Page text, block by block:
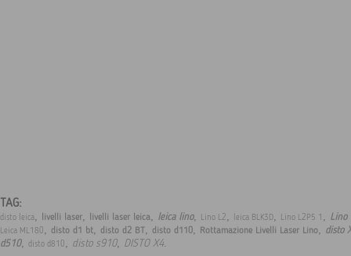
TAG:
disto leica, livelli laser, livelli laser leica, leica lino, Lino L2, leica BLK3D, Lino L2P5 1 , Lino
Leica ML180, disto d1 bt, disto d2 BT, disto d110, Rottamazione Livelli Laser Lino, disto
d510, disto d810, disto s910, DISTO X4.